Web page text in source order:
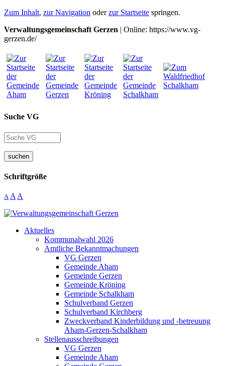
Zum Inhalt, zur Navigation oderzur Startseite springen.
Verwaltungsgemeinschaft Gerzen | Online: https://www.vg-
gerzen.de/
Suche VG
suchen
Schriftgröße
A A A
Aktuelles
Kommunalwahl 2026
Amtliche Bekanntmachungen
VG Gerzen
Gemeinde Aham
Gemeinde Gerzen
Gemeinde Kröning
Gemeinde Schalkham
Schulverband Gerzen
Schulverband Kirchberg
Zweckverband Kinderbildung und -betreuung
Aham-Gerzen-Schalkham
Stellenausschreibungen
VG Gerzen
Gemeinde Aham